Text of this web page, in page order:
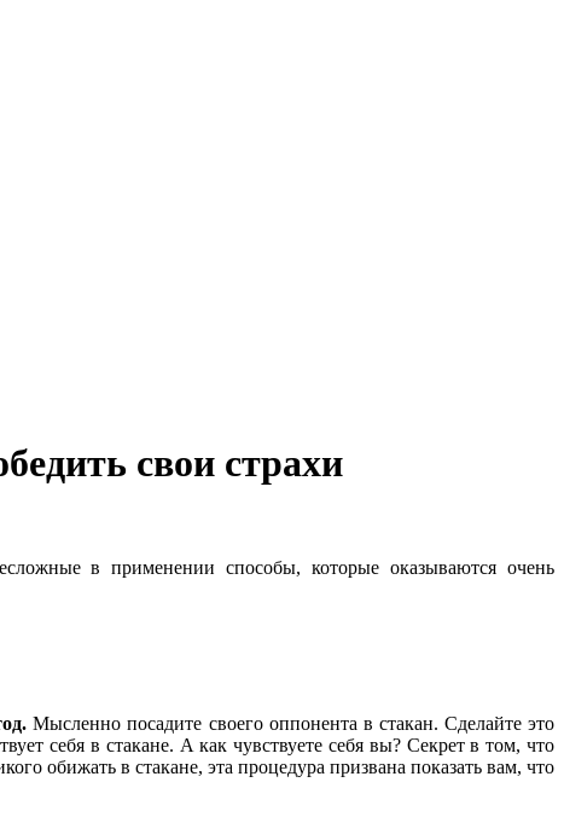
свои страхи
в применении способы, которые оказываются очень
Мысленно посадите своего оппонента в стакан. Сделайте это
себя в стакане. А как чувствуете себя вы? Секрет в том, что
обижать в стакане, эта процедура призвана показать вам, что